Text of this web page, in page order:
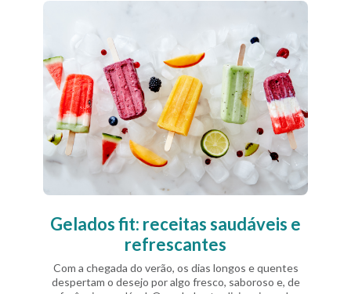
Gelados fit: receitas saudáveis e
refrescantes
Com a chegada do verão, os dias longos e quentes
despertam o desejo por algo fresco, saboroso e, de